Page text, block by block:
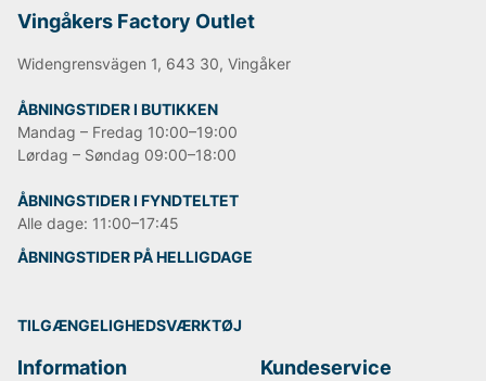
Vingåkers Factory Outlet
Widengrensvägen 1, 643 30, Vingåker
ÅBNINGSTIDER I BUTIKKEN
Mandag – Fredag 10:00–19:00
Lørdag – Søndag 09:00–18:00
ÅBNINGSTIDER I FYNDTELTET
Alle dage: 11:00–17:45
ÅBNINGSTIDER PÅ HELLIGDAGE
TILGÆNGELIGHEDSVÆRKTØJ
Information Kundeservice